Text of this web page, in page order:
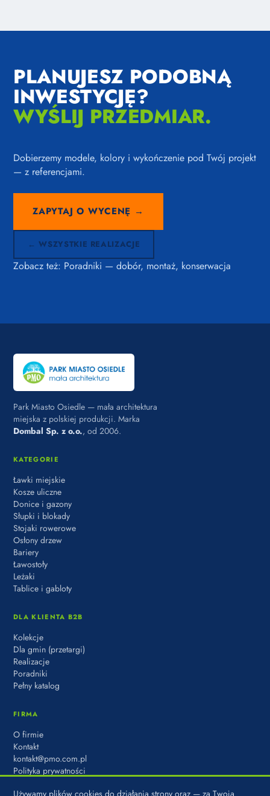
PLANUJESZ PODOBNĄ
INWESTYCJĘ?
WYŚLIJ PRZEDMIAR.
Dobierzemy modele, kolory i wykończenie pod Twój projekt
— z referencjami.
ZAPYTAJ O WYCENĘ →
← WSZYSTKIE REALIZACJE
Zobacz też: Poradniki — dobór, montaż, konserwacja
Park Miasto Osiedle — mała architektura
miejska z polskiej produkcji. Marka
Dombal Sp. z o.o., od 2006.
KATEGORIE
Ławki miejskie
Kosze uliczne
Donice i gazony
Słupki i blokady
Stojaki rowerowe
Osłony drzew
Bariery
Ławostoły
Leżaki
Tablice i gabloty
DLA KLIENTA B2B
Kolekcje
Dla gmin (przetargi)
Realizacje
Poradniki
Pełny katalog
FIRMA
O firmie
Kontakt
kontakt@pmo.com.pl
Polityka prywatności
Używamy plików cookies do działania strony oraz — za Twoją